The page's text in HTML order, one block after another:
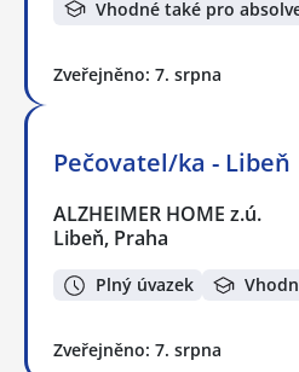
Vhodné také pro
Zveřejněno: 7. srpna
Pečovatel/ka - Libeň
ALZHEIMER HOME z.ú.
Libeň, Praha
Plný úvazek
Zveřejněno: 7. srpna